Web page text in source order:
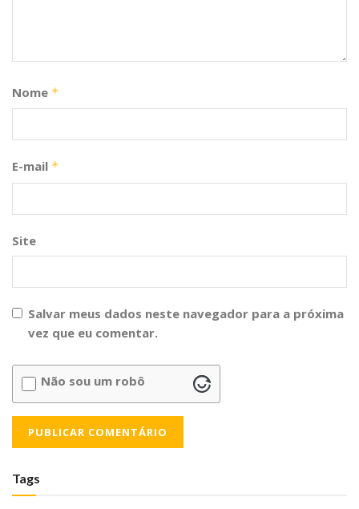
Nome *
E-mail *
Site
Salvar meus dados neste navegador para a próxima
vez que eu comentar.
Não sou um robô
Tags